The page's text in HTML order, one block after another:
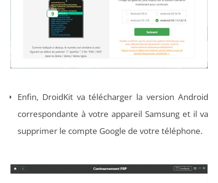
Enfin, DroidKit va télécharger la version Android
correspondante à votre appareil Samsung et il va
supprimer le compte Google de votre téléphone.